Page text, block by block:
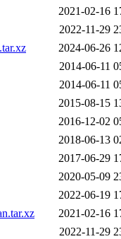
2021-02-16
2022-11-29
2024-06-26
2014-06-11
2014-06-11
2015-08-15
2016-12-02
2018-06-13
2017-06-29
2020-05-09
2022-06-19
2021-02-16
2022-11-29